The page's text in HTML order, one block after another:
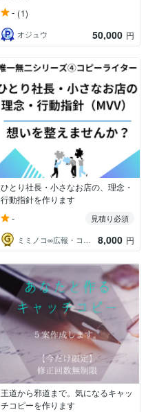
- (1)
オジュウ 50,000 円
ひとり社長・小さなお店の、理念・
行動指針を作ります
-
見積り必須
ミミノコ∞広報・コピーライター
8,000 円
王道から邪道まで。気になるキャッ
チコピーを作ります